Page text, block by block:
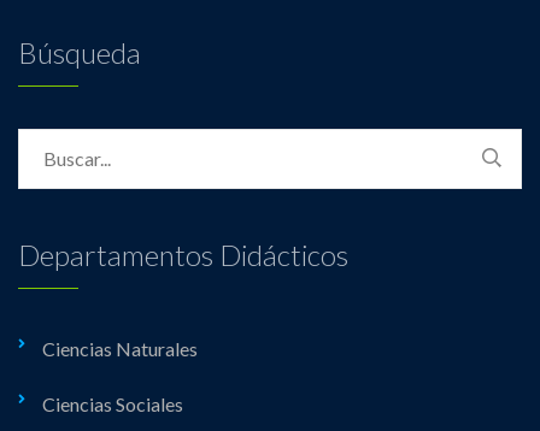
Búsqueda
Departamentos Didácticos
Ciencias Naturales
Ciencias Sociales